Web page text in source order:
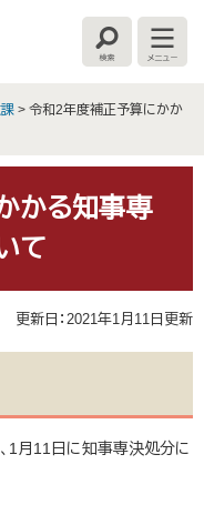
検
索
メ
ニ
ー
> 令和2年度補正予算にかか
かる知事専
て
更新日：2021年1月11日更新
1月11日に知事専決処分に